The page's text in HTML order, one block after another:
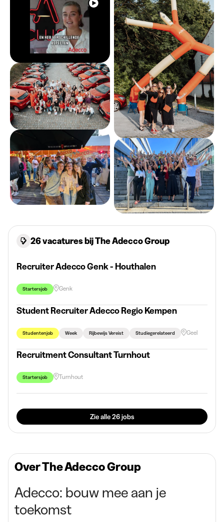
Over The Adecco Group
Adecco: bouw mee aan je
toekomst
26 vacatures bij The Adecco Group
Recruiter Adecco Genk - Houthalen
Startersjob Genk
Student Recruiter Adecco Regio Kempen
Studentenjob Week Rijbewijs Vereist Studiegerelateerd Geel
Recruitment Consultant Turnhout
Startersjob Turnhout
Zie alle 26 jobs